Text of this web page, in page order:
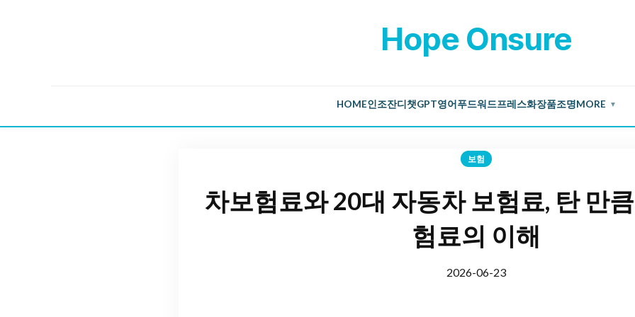
Hope Onsure
HOME인조잔디 챗GPT영어 푸드워드프레스화장품조명MORE ▼
보험
차보험료와 20대 자동차 보험료, 탄 만
험료의 이해
2026-06-23